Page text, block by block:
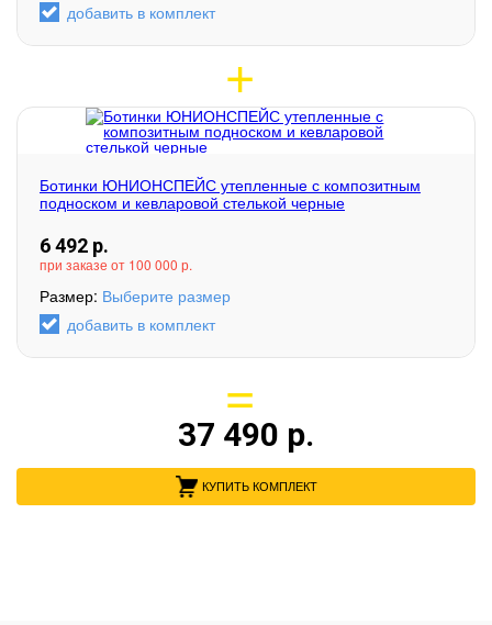
добавить в комплект
Ботинки ЮНИОНСПЕЙС утепленные с композитным
подноском и кевларовой стелькой черные
6 492 р.
при заказе от 100 000 р.
Размер: Выберите размер
добавить в комплект
37 490 р.
КУПИТЬ КОМПЛЕКТ